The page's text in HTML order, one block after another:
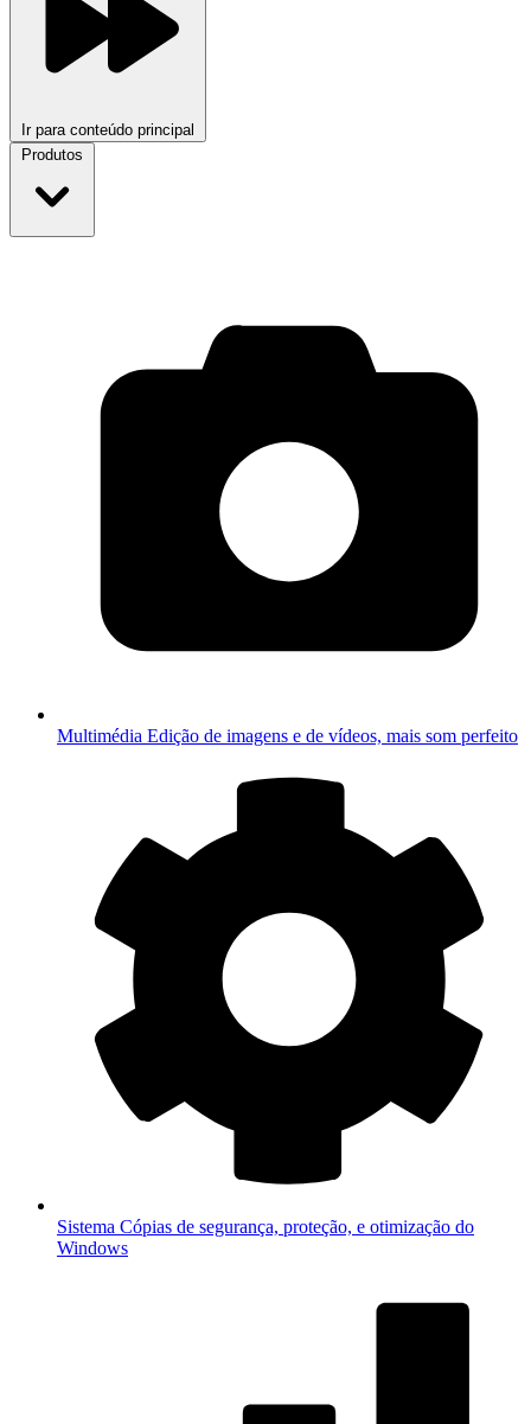
Ir para conteúdo principal
Produtos
Multimédia Edição de imagens e de vídeos, mais som perfeito
Sistema Cópias de segurança, proteção, e otimização do
Windows